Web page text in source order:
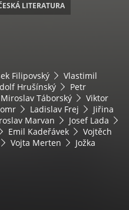
LITERATURA
Filipovský
Vlastimil
Hrušínský
Petr
Miroslav Táborský
Viktor
Ladislav Frej
Jiřina
Marvan
Josef Lada
Emil Kadeřávek
Vojtěch
Vojta Merten
Jožka